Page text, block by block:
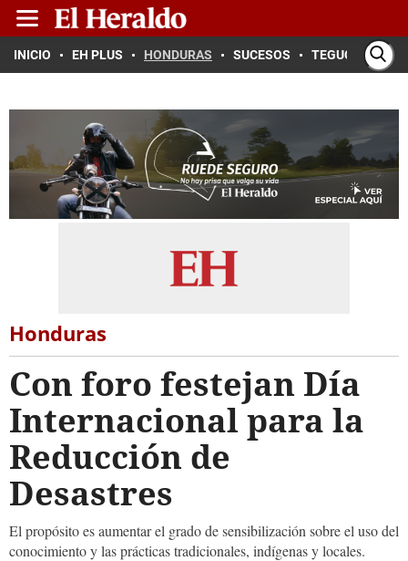
INICIO EH PLUS HONDURAS SUCESOS TEGUCIGALPA
Honduras
Con foro festejan Día
Internacional para la
Reducción de
Desastres
El propósito es aumentar el grado de sensibilización sobre el uso del
conocimiento y las prácticas tradicionales, indígenas y locales.